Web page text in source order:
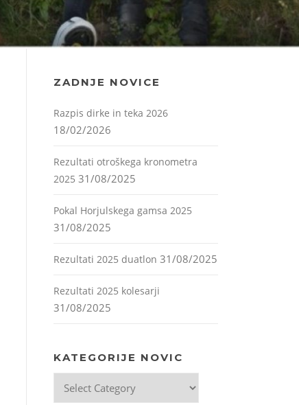
ZADNJE NOVICE
Razpis dirke in teka 2026
18/02/2026
Rezultati otroškega kronometra
2025 31/08/2025
Pokal Horjulskega gamsa 2025
31/08/2025
Rezultati 2025 duatlon 31/08/2025
Rezultati 2025 kolesarji
31/08/2025
KATEGORIJE NOVIC
Kategorije